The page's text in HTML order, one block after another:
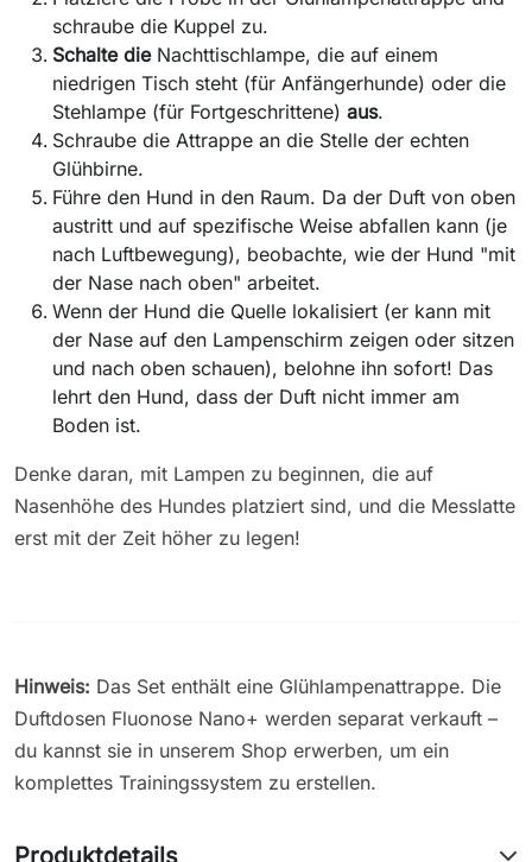
schraube die Kuppel zu.
Schalte dieNachttischlampe, die auf einem
niedrigen Tisch steht (für Anfängerhunde) oder die
Stehlampe (für Fortgeschrittene) aus.
Schraube die Attrappe an die Stelle der echten
Glühbirne.
Führe den Hund in den Raum. Da der Duft von oben
austritt und auf spezifische Weise abfallen kann (je
nach Luftbewegung), beobachte, wie der Hund "mit
der Nase nach oben" arbeitet.
Wenn der Hund die Quelle lokalisiert (er kann mit
der Nase auf den Lampenschirm zeigen oder sitzen
und nach oben schauen), belohne ihn sofort! Das
lehrt den Hund, dass der Duft nicht immer am
Boden ist.
Denke daran, mit Lampen zu beginnen, die auf
Nasenhöhe des Hundes platziert sind, und die Messlatte
erst mit der Zeit höher zu legen!
Hinweis: Das Set enthält eine Glühlampenattrappe. Die
Duftdosen Fluonose Nano+ werden separat verkauft –
du kannst sie in unserem Shop erwerben, um ein
komplettes Trainingssystem zu erstellen.
Produktdetails